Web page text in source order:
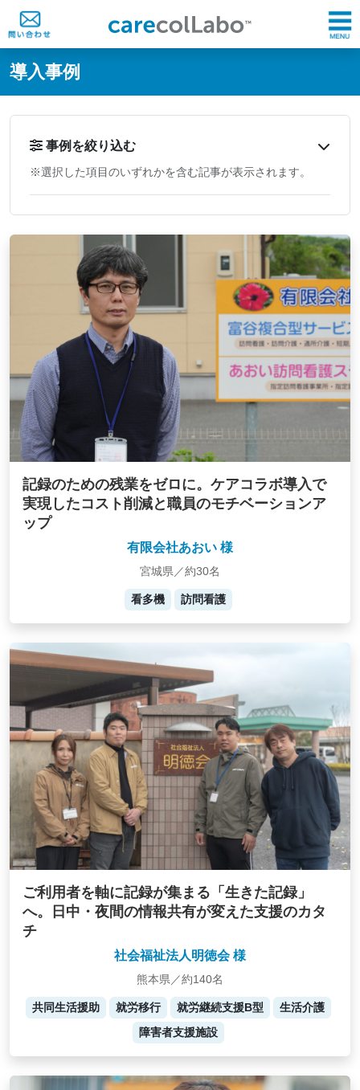
@ -0,0 +1,60 @@
導入事例
事例を絞り込む
※選択した項目のいずれかを含む記事が表示されます。
記録のための残業をゼロに。ケアコラボ導入で
実現したコスト削減と職員のモチベーションア
ップ
有限会社あおい 様
宮城県／約30名
看多機 訪問看護
ご利用者を軸に記録が集まる「生きた記録」
へ。日中・夜間の情報共有が変えた支援のカタ
チ
社会福祉法人明徳会 様
熊本県／約140名
共同生活援助 就労移行 就労継続支援B型
生活介護
障害者支援施設